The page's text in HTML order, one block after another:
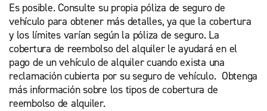
Es posible. Consulte su propia póliza de seguro de
vehículo para obtener más detalles, ya que la cobertura
y los límites varían según la póliza de seguro. La
cobertura de reembolso del alquiler le ayudará en el
pago de un vehículo de alquiler cuando exista una
reclamación cubierta por su seguro de vehículo. Obtenga
más información sobre los tipos de cobertura de
reembolso de alquiler.